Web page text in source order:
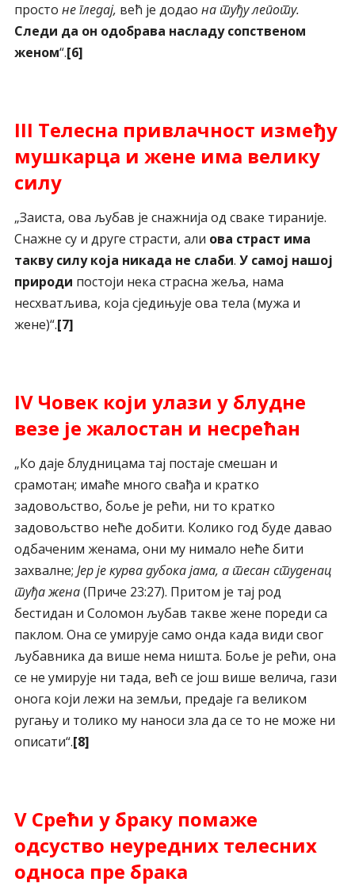
просто не гледај, већ је додао на туђу лепоту.
Следи да он одобрава насладу сопственом
женом“.[6]
III Телесна привлачност између
мушкарца и жене има велику
силу
„Заиста, ова љубав је снажнија од сваке тираније.
Снажне су и друге страсти, али ова страст има
такву силу која никада не слаби. У самој нашој
природи постоји нека страсна жеља, нама
несхватљива, која сједињује ова тела (мужа и
жене)“.[7]
IV Човек који улази у блудне
везе је жалостан и несрећан
„Ко даје блудницама тај постаје смешан и
срамотан; имаће много свађа и кратко
задовољство, боље је рећи, ни то кратко
задовољство неће добити. Колико год буде давао
одбаченим женама, они му нимало неће бити
захвалне; Јер је курва дубока јама, а тесан студенац
туђа жена(Приче 23:27). Притом је тај род
бестидан и Соломон љубав такве жене пореди са
паклом. Она се умирује само онда када види свог
љубавника да више нема ништа. Боље је рећи, она
се не умирује ни тада, већ се још више велича, гази
онога који лежи на земљи, предаје га великом
ругању и толико му наноси зла да се то не може ни
описати“.[8]
VСрећи у браку помаже
одсуство неуредних телесних
односа пре брака